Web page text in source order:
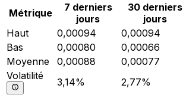
Métrique
7 derniers
jours
30 derniers
jours
Haut
0,00094 0,00094
Bas
0,00080 0,00066
Moyenne
0,00088 0,00077
Volatilité
3,14% 2,77%